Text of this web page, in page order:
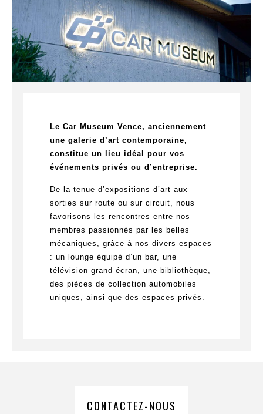
Le Car Museum Vence, anciennement
une galerie d’art contemporaine,
constitue un lieu idéal pour vos
événements privés ou d’entreprise.
De la tenue d’expositions d’art aux
sorties sur route ou sur circuit, nous
favorisons les rencontres entre nos
membres passionnés par les belles
mécaniques, grâce à nos divers espaces
: un lounge équipé d’un bar, une
télévision grand écran, une bibliothèque,
des pièces de collection automobiles
uniques, ainsi que des espaces privés.
CONTACTEZ-NOUS